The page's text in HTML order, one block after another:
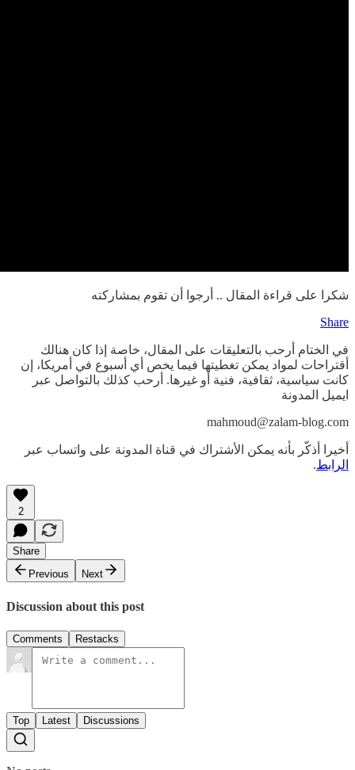
شكرا على قراءة المقال .. أرجوا أن تقوم بمشاركته
Share
في الختام أرحب بالتعليقات على المقال، خاصة إذا كان هنالك
أقتراحات لمواد يمكن تغطيتها فيما يخص أي أسبوع في أمريكا، إن
كانت سياسية، ثقافية، فنية أو غيرها. أرحب كذلك بالتواصل عبر
ايميل المدونة
mahmoud@zalam-blog.com
أخيرا أذكّر بأنه يمكن الأشتراك في قناة المدونة على واتساب عبر
الرابط.
2
Share
Previous
Next
Discussion about this post
Comments Restacks
Top Latest Discussions